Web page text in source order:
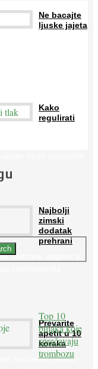
Ne bacajte
ljuske jajeta
Kako
regulirati
Najbolji
zimski
dodatak
prehrani
prehrane, odgovor je:
Prevarite
apetit u 10
koraka
no srećom po nas
Top 10
biljaka koje
sprečavaju
trombozu